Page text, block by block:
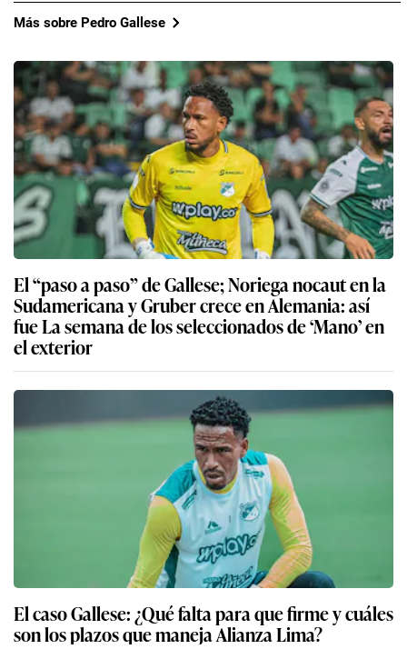
Más sobre Pedro Gallese
El “paso a paso” de Gallese; Noriega nocaut en la
Sudamericana y Gruber crece en Alemania: así
fue La semana de los seleccionados de ‘Mano’ en
el exterior
El caso Gallese: ¿Qué falta para que firme y cuáles
son los plazos que maneja Alianza Lima?